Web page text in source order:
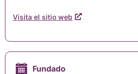
Visita el sitio web
Fundado